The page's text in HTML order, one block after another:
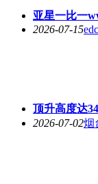
亚星一比一
2026-07-15
顶升高度达
2026-07-02烟